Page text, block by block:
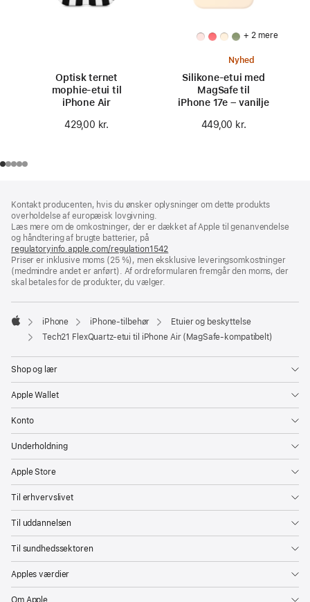
Optisk ternet
mophie-etui til
iPhone Air
429,00 kr.
+ 2 mere
Nyhed
Silikone-etui med
MagSafe til
iPhone 17e – vanilje
449,00 kr.
Kontakt producenten, hvis du ønsker oplysninger om dette produkts
overholdelse af europæisk lovgivning.
Læs mere om de omkostninger, der er dækket af Apple til genanvendelse
og håndtering af brugte batterier, på
regulatoryinfo.apple.com/regulation1542
i
et
Priser er inklusive moms (25 %), men eksklusive leveringsomkostninger
(medmindre andet er anført). Af ordreformularen fremgår den moms, der
skal betales for de produkter, du vælger.
Apple
iPhone iPhone-tilbehør
Etuier og beskyttelse
Tech21 FlexQuartz-etui til iPhone Air (MagSafe-kompatibelt)
Shop og lær
Apple Wallet
Konto
Underholdning
Apple Store
Til erhvervslivet
Til uddannelsen
Til sundhedssektoren
Apples værdier
Om Apple